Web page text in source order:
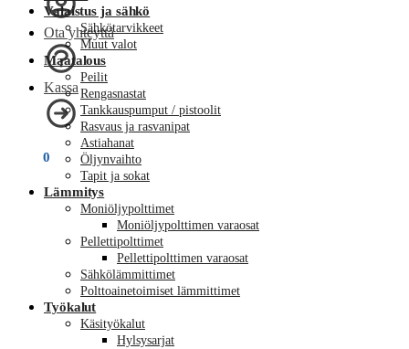
Ota yhteyttä
Kassa
0
Valaistus ja sähkö
Sähkötarvikkeet
Muut valot
Maatalous
Peilit
Rengasnastat
Tankkauspumput / pistoolit
Rasvaus ja rasvanipat
Astiahanat
Öljynvaihto
Tapit ja sokat
Lämmitys
Moniöljypolttimet
Moniöljypolttimen varaosat
Pellettipolttimet
Pellettipolttimen varaosat
Sähkölämmittimet
Polttoainetoimiset lämmittimet
Työkalut
Käsityökalut
Hylsysarjat